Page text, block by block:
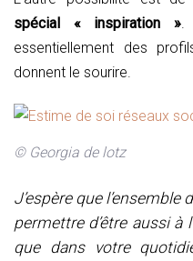
spécial « inspiration ».
essentiellement des
donnent le sourire.
© Georgia de lotz
J’espère que
permettre d’être aussi à
que dans votre